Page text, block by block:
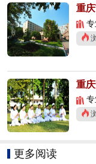
重
专
重
更多阅读